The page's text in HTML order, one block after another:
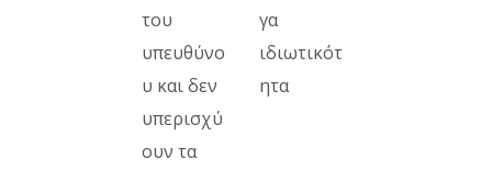
του
υπευθύνο
υ και δεν
υπερισχύ
ουν τα
γα
ιδιωτικότ
ητα